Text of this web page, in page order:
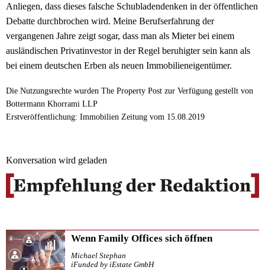
Anliegen, dass dieses falsche Schubladendenken in der öffentlichen
Debatte durchbrochen wird. Meine Berufserfahrung der
vergangenen Jahre zeigt sogar, dass man als Mieter bei einem
ausländischen Privatinvestor in der Regel beruhigter sein kann als
bei einem deutschen Erben als neuen Immobilieneigentümer.
Die Nutzungsrechte wurden The Property Post zur Verfügung gestellt von
Bottermann Khorrami LLP
Erstveröffentlichung: Immobilien Zeitung vom 15.08.2019
Konversation wird geladen
Wenn Family Offices sich öffnen
Michael Stephan
iFunded by iEstate GmbH